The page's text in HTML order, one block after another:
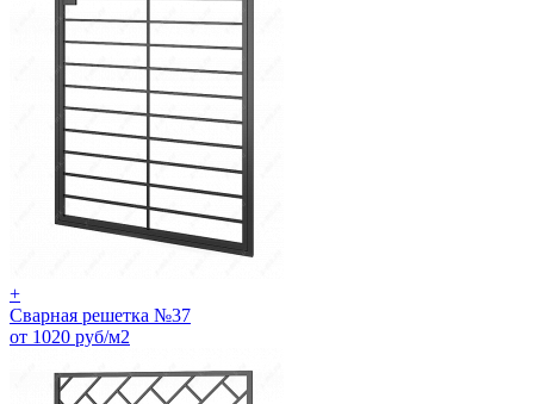
+
Сварная решетка №37
от 1020 руб/м2